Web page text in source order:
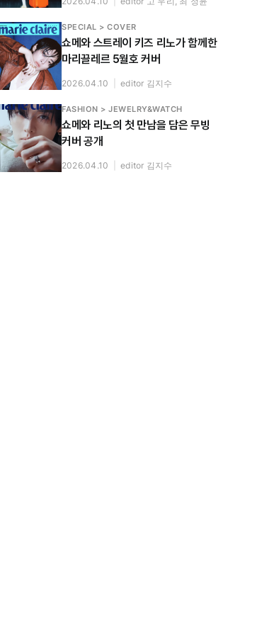
SPECIAL > COVER
쇼메와 스트레이 키즈 리노가 함께한
마리끌레르 5월호 커버
2026.04.10 editor 김지수
FASHION > JEWELRY&WATCH
쇼메와 리노의 첫 만남을 담은 무빙
커버 공개
2026.04.10 editor 김지수